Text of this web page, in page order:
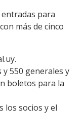
para
más de cinco
y 550 generales y
boletos para la
los socios y el